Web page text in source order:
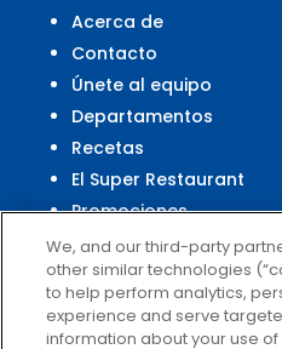
Acerca de
Contacto
Únete al equipo
Departamentos
Recetas
El Super Restaurant
Promociones
Centro Financiero El
Servicio al Cliente
We, and our third-party
other similar technologies
to help perform analytics,
experience and serve
information about your use